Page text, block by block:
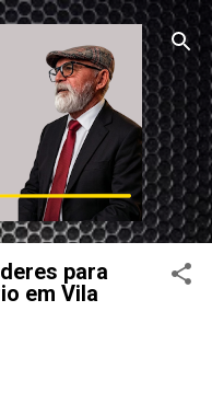
principal
para
em Vila